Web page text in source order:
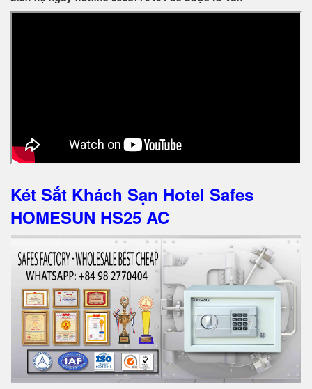
Két Sắt Khách Sạn Hotel Safes
HOMESUN HS25 AC